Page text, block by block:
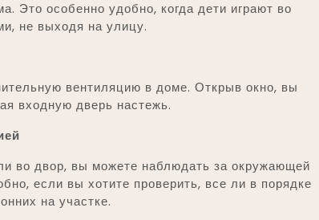
Это особенно удобно, когда дети играют во
не выходя на улицу.
вентиляцию в доме. Открыв окно, вы
входную дверь настежь.
во двор, вы можете наблюдать за окружающей
если вы хотите проверить, все ли в порядке
на участке.